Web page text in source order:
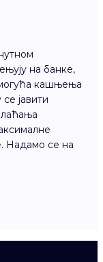
на банке,
кашњења
јавити
Надамо се на